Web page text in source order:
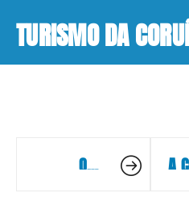
TURISMO DA
O
IMPRESCINDIBLE
A